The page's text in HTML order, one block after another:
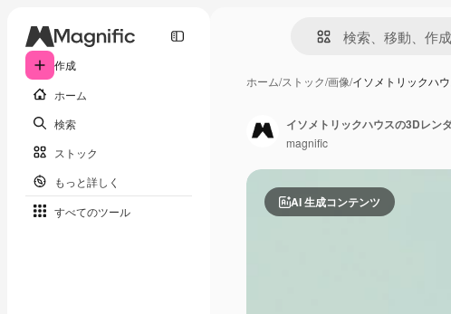
作成
ホーム
検索
ストック
もっと詳しく
すべてのツール
ホーム/ストック/画像/イソメトリックハ
AI 生成コンテンツ
イソメトリックハウスの3Dレン
magnific